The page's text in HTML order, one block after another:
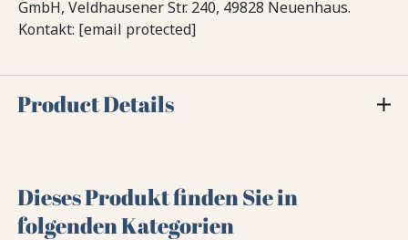
GmbH, Veldhausener Str. 240, 49828 Neuenhaus.
Kontakt: [email protected]
Product Details
Dieses Produkt finden Sie in
folgenden Kategorien